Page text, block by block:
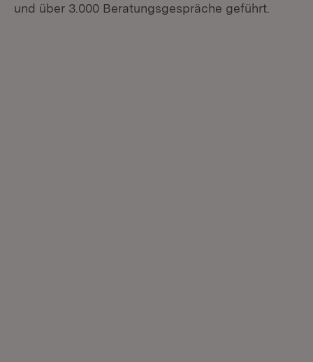
und über 3.000 Beratungsgespräche geführt.